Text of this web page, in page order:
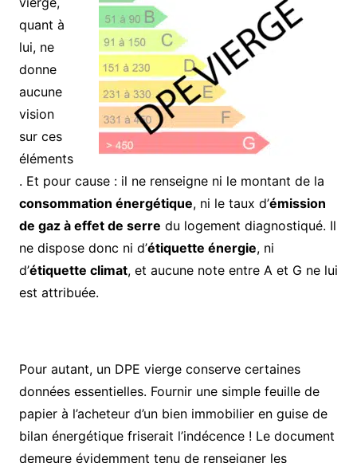
quant à
lui, ne
donne
aucune
vision
sur ces
éléments
. Et pour cause : il ne renseigne ni le montant de la
consommation énergétique, ni le taux d’émission
de gaz à effet de serre du logement diagnostiqué. Il
ne dispose donc ni d’étiquette énergie, ni
d’étiquette climat, et aucune note entre A et G ne lui
est attribuée.
Pour autant, un DPE vierge conserve certaines
données essentielles. Fournir une simple feuille de
papier à l’acheteur d’un bien immobilier en guise de
bilan énergétique friserait l’indécence ! Le document
demeure évidemment tenu de renseigner les